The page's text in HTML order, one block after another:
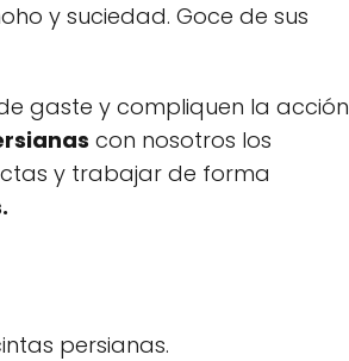
y suciedad. Goce de sus
gaste y compliquen la acción
con nosotros los
y trabajar de forma
persianas.